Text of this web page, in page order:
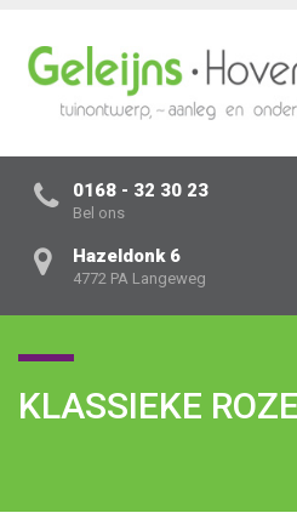
0168 - 32 30 23
Bel ons
Hazeldonk 6
4772 PA Langeweg
KLASSIEKE